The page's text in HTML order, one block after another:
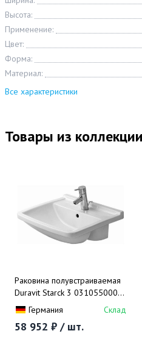
Высота:
Применение:
Цвет:
Форма:
Материал:
Все характеристики
Товары из
Раковина полувстраиваемая
Duravit Starck 3 0310550000
55x46Германия Склад
58 952 ₽ / шт.